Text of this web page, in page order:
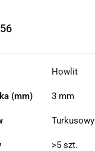
Howlit
(mm) 3 mm
Turkusowy
>5 szt.